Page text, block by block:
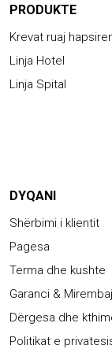
PRODUKTE
Krevat ruaj
Linja Hotel
Linja Spital
DYQANI
Shërbimi i klientit
Pagesa
Terma dhe kushte
Garanci &
Dërgesa dhe
Politikat e